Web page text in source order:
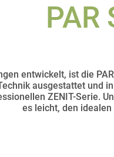
PAR
entwickelt, ist die
ausgestattet und
ZENIT-Serie.
es leicht, den